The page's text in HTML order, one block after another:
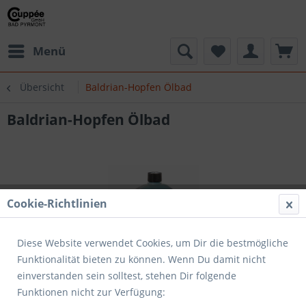
Menü
Übersicht Baldrian-Hopfen Ölbad
Baldrian-Hopfen Ölbad
Cookie-Richtlinien
Diese Website verwendet Cookies, um Dir die bestmögliche
Funktionalität bieten zu können. Wenn Du damit nicht
einverstanden sein solltest, stehen Dir folgende
Funktionen nicht zur Verfügung: